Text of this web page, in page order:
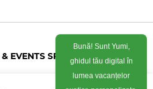
EVENTS SRL 2026
43, Sector 5, Bucuresti
Bună! Sunt Yumi,
ghidul tău digital în
lumea vacanțelor